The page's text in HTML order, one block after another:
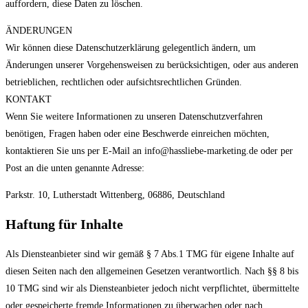
auffordern, diese Daten zu löschen.
ÄNDERUNGEN
Wir können diese Datenschutzerklärung gelegentlich ändern, um
Änderungen unserer Vorgehensweisen zu berücksichtigen, oder aus anderen
betrieblichen, rechtlichen oder aufsichtsrechtlichen Gründen.
KONTAKT
Wenn Sie weitere Informationen zu unseren Datenschutzverfahren
benötigen, Fragen haben oder eine Beschwerde einreichen möchten,
kontaktieren Sie uns per E-Mail an info@hassliebe-marketing.de oder per
Post an die unten genannte Adresse:
Parkstr. 10, Lutherstadt Wittenberg, 06886, Deutschland
Haftung für Inhalte
Als Diensteanbieter sind wir gemäß § 7 Abs.1 TMG für eigene Inhalte auf
diesen Seiten nach den allgemeinen Gesetzen verantwortlich. Nach §§ 8 bis
10 TMG sind wir als Diensteanbieter jedoch nicht verpflichtet, übermittelte
oder gespeicherte fremde Informationen zu überwachen oder nach